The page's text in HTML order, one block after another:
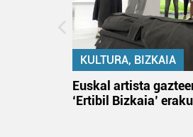
KULTURA, BIZKAIA
Euskal artista
‘Ertibil Bizkaia’